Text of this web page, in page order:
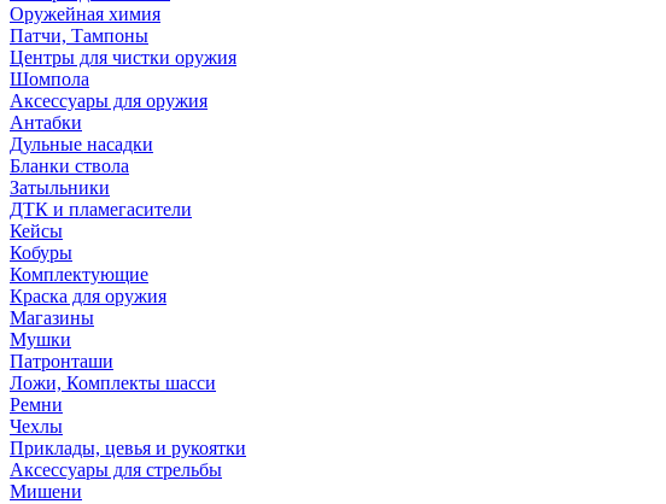
Оружейная химия
Патчи, Тампоны
Центры для чистки оружия
Шомпола
Аксессуары для оружия
Антабки
Дульные насадки
Бланки ствола
Затыльники
ДТК и пламегасители
Кейсы
Кобуры
Комплектующие
Краска для оружия
Магазины
Мушки
Патронташи
Ложи, Комплекты шасси
Ремни
Чехлы
Приклады, цевья и рукоятки
Аксессуары для стрельбы
Мишени